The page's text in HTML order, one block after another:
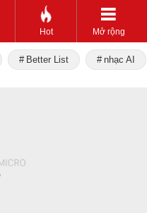
Hot Mở rộng
Better List nhạc AI